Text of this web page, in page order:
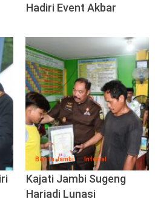
Hadiri Event Akbar
Berita Jambi Inforial
Kajati Jambi Sugeng
Hariadi Lunasi